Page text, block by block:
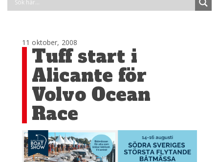
11 oktober, 2008
Tuff start i
Alicante för
Volvo Ocean
Race